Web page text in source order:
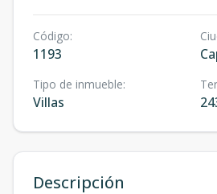
Código:
1193
Tipo de inmueble:
Villas
Descripción